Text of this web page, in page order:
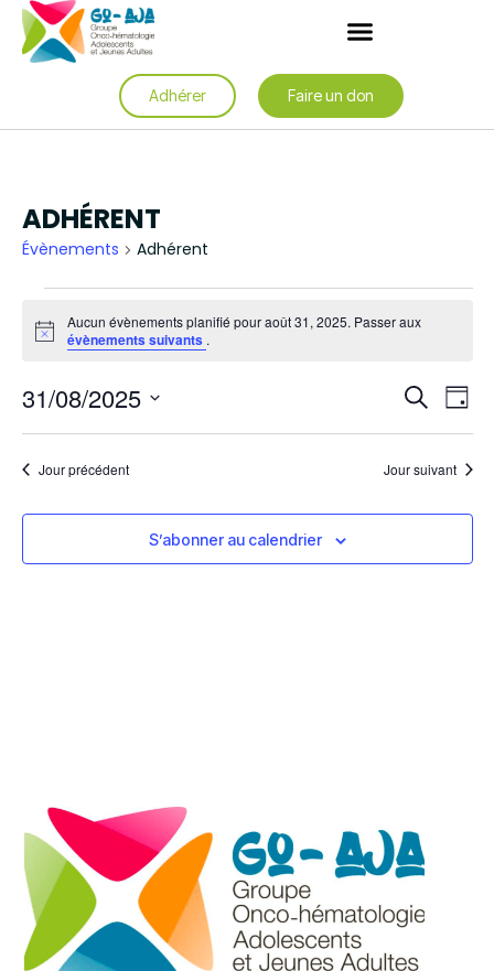
Adhérer Faire un don
ADHÉRENT
Évènements Adhérent
Notice
Aucun évènements planifié pour août 31, 2025. Passer aux
évènements suivants .
et
de
Recherche
Jour
31/08/2025
une
date.Jour précédent Jour suivant
S’abonner au calendrier